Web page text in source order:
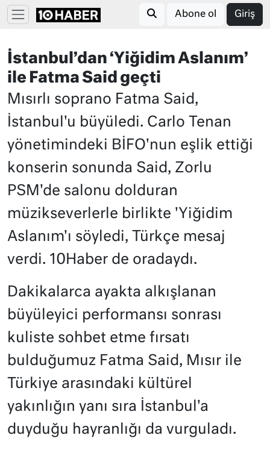
Abone ol Giriş
İstanbul’dan ‘Yiğidim Aslanım’
ile Fatma Said geçti
Mısırlı soprano Fatma Said,
İstanbul'u büyüledi. Carlo Tenan
yönetimindeki BİFO'nun eşlik ettiği
konserin sonunda Said, Zorlu
PSM'de salonu dolduran
müzikseverlerle birlikte 'Yiğidim
Aslanım'ı söyledi, Türkçe mesaj
verdi. 10Haber de oradaydı.
Dakikalarca ayakta alkışlanan
büyüleyici performansı sonrası
kuliste sohbet etme fırsatı
bulduğumuz Fatma Said, Mısır ile
Türkiye arasındaki kültürel
yakınlığın yanı sıra İstanbul'a
duyduğu hayranlığı da vurguladı.